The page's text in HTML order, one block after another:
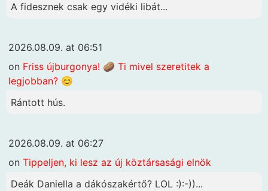
A fidesznek csak egy vidéki libát...
2026.08.09. at 06:51
on Friss újburgonya! 🥔 Ti mivel szeretitek a
legjobban? 😊
Rántott hús.
2026.08.09. at 06:27
on Tippeljen, ki lesz az új köztársasági elnök
Deák Daniella a dákószakértő? LOL :):-))...